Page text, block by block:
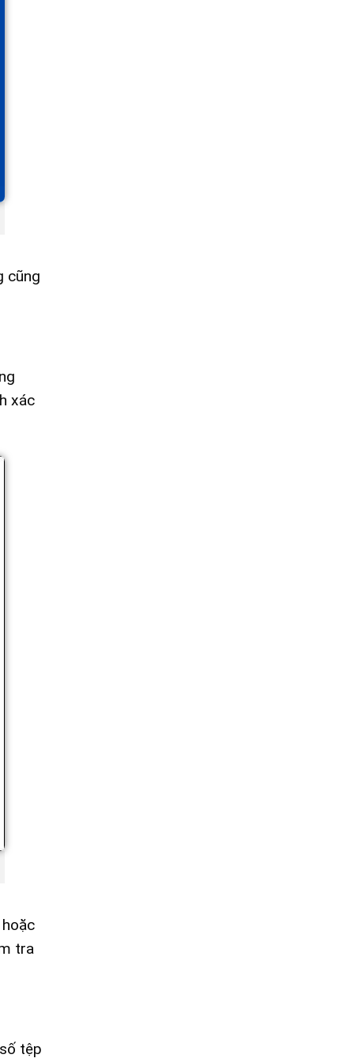
cũng
xác
tra
tệp